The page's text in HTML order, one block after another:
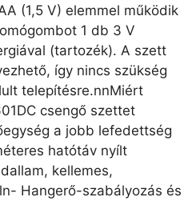
(1,5 V) elemmel működik
1 db 3 V
(tartozék). A szett
így nincs szükség
telepítésre.nnMiért
csengő szettet
a jobb lefedettség
hatótáv nyílt
kellemes,
Hangerő-szabályozás és